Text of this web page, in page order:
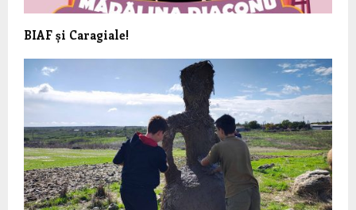
BIAF și Caragiale!